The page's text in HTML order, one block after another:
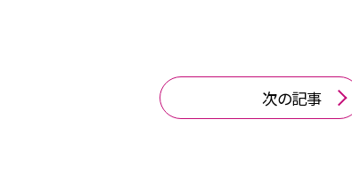
次の記事